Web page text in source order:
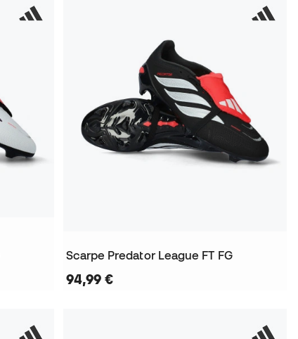
Scarpe Predator League FT FG
94,99 €